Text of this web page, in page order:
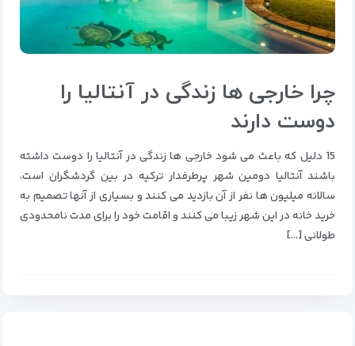
چرا خارجی ها زندگی در آنتالیا را
دوست دارند
15 دلیل که باعث می شود خارجی ها زندگی در آنتالیا را دوست داشته
باشند آنتالیا دومین شهر پرطرفدار ترکیه در بین گردشگران است،
سالانه میلیون ها نفر از آن بازدید می کنند و بسیاری از آنها تصمیم به
خرید خانه در این شهر زیبا می کنند و اقامت خود را برای مدت نامحدودی
طولانی […]